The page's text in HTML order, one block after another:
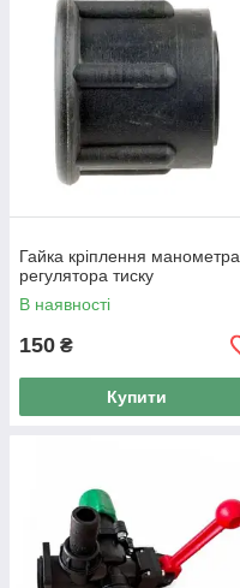
Гайка кріплення манометра
регулятора тиску
В наявності
150 ₴
Купити